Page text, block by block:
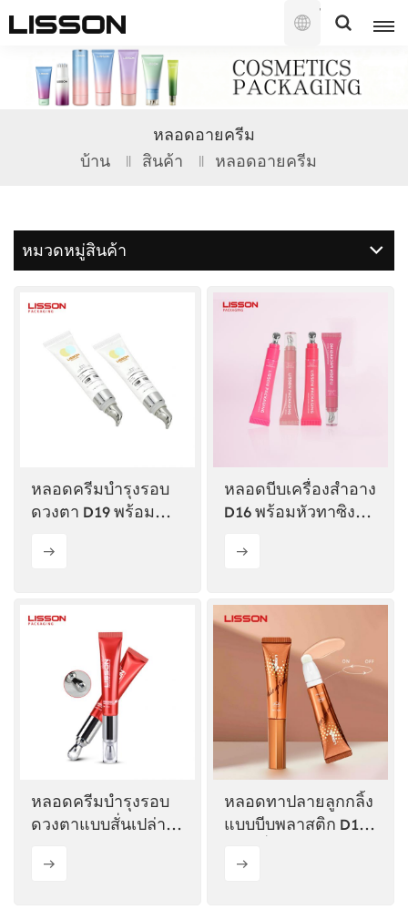
ไทย
English
français
español
português
หลอดอายครีม
บ้าน สินค้า หลอดอายครีม
หมวดหมู่สินค้า
หลอดครีมบำรุงรอบ
ดวงตา D19 พร้อม
อัลลอยแบบโค้ง
หลอดบีบเครื่องสำอาง
D16 พร้อมหัวทาซิงก์
หลอดครีมบำรุงรอบ
ดวงตาแบบสั่นเปล่า
หลอดทาปลายลูกกลิ้ง
แบบบีบพลาสติก D19